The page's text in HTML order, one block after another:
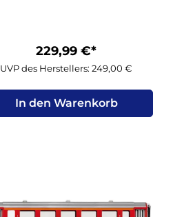
229,99 €*
UVP des Herstellers: 249,00 €
In den Warenkorb